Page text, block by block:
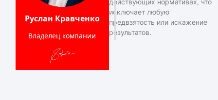
Руслан Кравченко
Владелец компании
действующих нормативах, что
исключает любую
предвзятость или искажение
результатов.